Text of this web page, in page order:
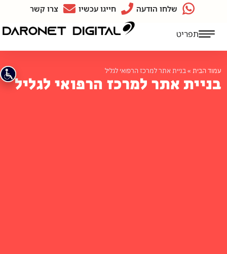
תפריט
שלחו הודעה חייגו עכשיו צרו קשר
עמוד הבית »בניית אתר למרכז הרפואי לגליל
בניית אתר למרכז הרפואי לגליל